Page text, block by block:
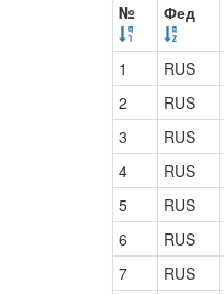
№
Фед
1
RUS
2
RUS
3
RUS
4
RUS
5
RUS
6
RUS
7
RUS